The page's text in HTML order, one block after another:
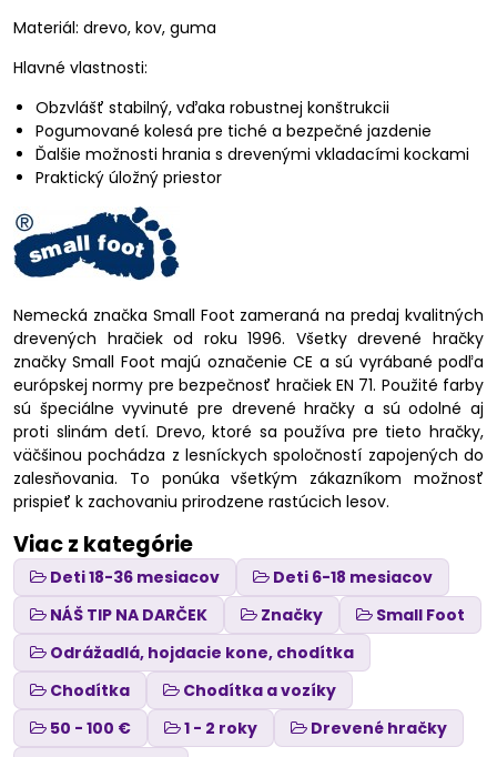
Materiál: drevo, kov, guma
Hlavné vlastnosti:
Obzvlášť stabilný, vďaka robustnej konštrukcii
Pogumované kolesá pre tiché a bezpečné jazdenie
Ďalšie možnosti hrania s drevenými vkladacími kockami
Praktický úložný priestor
Nemecká značka Small Foot zameraná na predaj kvalitných
drevených hračiek od roku 1996. Všetky drevené hračky
značky Small Foot majú označenie CE a sú vyrábané podľa
európskej normy pre bezpečnosť hračiek EN 71. Použité farby
sú špeciálne vyvinuté pre drevené hračky a sú odolné aj
proti slinám detí. Drevo, ktoré sa používa pre tieto hračky,
väčšinou pochádza z lesníckych spoločností zapojených do
zalesňovania. To ponúka všetkým zákazníkom možnosť
prispieť k zachovaniu prirodzene rastúcich lesov.
Viac z kategórie
Deti 18-36 mesiacov
Deti 6-18 mesiacov
NÁŠ TIP NA DARČEK
Značky
Small Foot
Odrážadlá, hojdacie kone, chodítka
Chodítka
Chodítka a vozíky
50 - 100 €
1 - 2 roky
Drevené hračky